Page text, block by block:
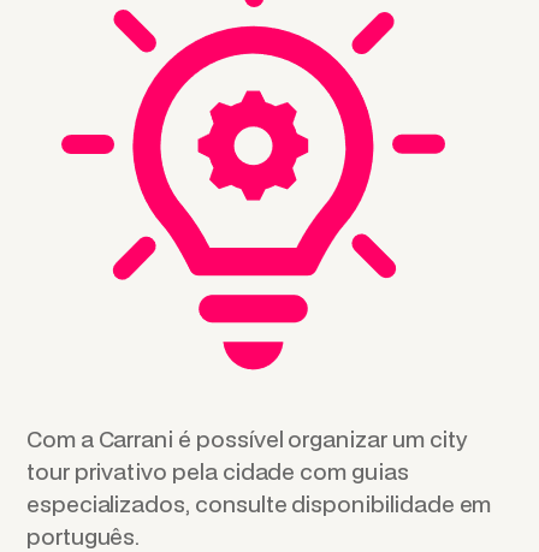
Com a Carrani é possível organizar um city
tour privativo pela cidade com guias
especializados, consulte disponibilidade em
português.